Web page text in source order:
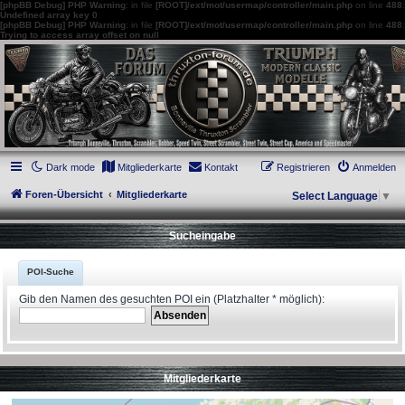
[phpBB Debug] PHP Warning: in file [ROOT]/ext/mot/usermap/controller/main.php on line 488:
Undefined array key 0
[phpBB Debug] PHP Warning: in file [ROOT]/ext/mot/usermap/controller/main.php on line 488:
Trying to access array offset on null
thruxton-forum.de
DAS FORUM! Alles rund um die Triumph Modern Classic Modelle. Das Forum für
die New Bonneville Baureihen ab BJ 2001. Triumph Bonneville, Thruxton,
Scrambler, Bobber, Speed Twin, Street Scrambler, Street Twin, Street Cup, America
und Speedmaster.
Dark mode
Mitgliederkarte Kontakt Anmelden
Registrieren
Foren-Übersicht Mitgliederkarte Select Language ▼
Sucheingabe
POI-Suche
Gib den Namen des gesuchten POI ein (Platzhalter * möglich):
Mitgliederkarte